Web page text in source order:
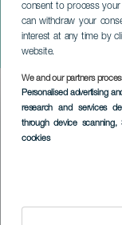
consent to process your
can withdraw your
interest at any time by
website.
We and our partners
Personalised advertising
research and services
through device scanning,
cookies
Alba
LANZAROTE
Imagen
Listado